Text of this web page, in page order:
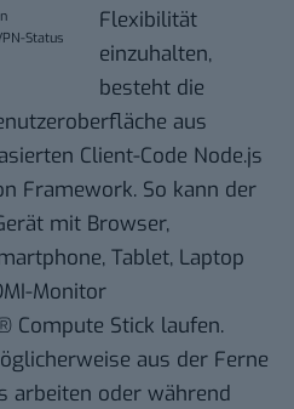
Status
Flexibilität
einzuhalten,
besteht die
aus
Client-Code Node.js
Framework. So kann der
mit Browser,
Tablet, Laptop
Monitor
Compute Stick laufen.
aus der Ferne
arbeiten oder während